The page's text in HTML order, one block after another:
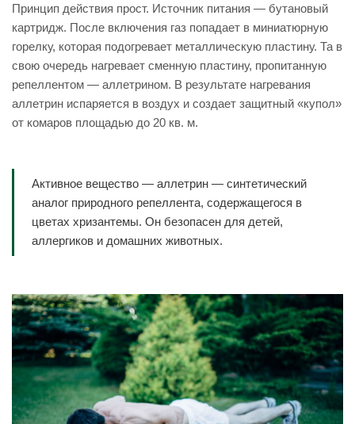
Принцип действия прост. Источник питания — бутановый
картридж. После включения газ попадает в миниатюрную
горелку, которая подогревает металлическую пластину. Та в
свою очередь нагревает сменную пластину, пропитанную
репеллентом — аллетрином. В результате нагревания
аллетрин испаряется в воздух и создает защитный «купол»
от комаров площадью до 20 кв. м.
Активное вещество — аллетрин — синтетический
аналог природного репеллента, содержащегося в
цветах хризантемы. Он безопасен для детей,
аллергиков и домашних животных.